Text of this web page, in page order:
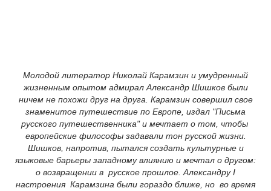
Молодой литератор Николай Карамзин и умудренный
жизненным опытом адмирал Александр Шишков были
ничем не похожи друг на друга. Карамзин совершил свое
знаменитое путешествие по Европе, издал "Письма
русского путешественника" и мечтает о том, чтобы
европейские философы задавали тон русской жизни.
Шишков, напротив, пытался создать культурные и
языковые барьеры западному влиянию и мечтал о другом:
о возвращении в русское прошлое. Александру I
настроения Карамзина были гораздо ближе, но во время